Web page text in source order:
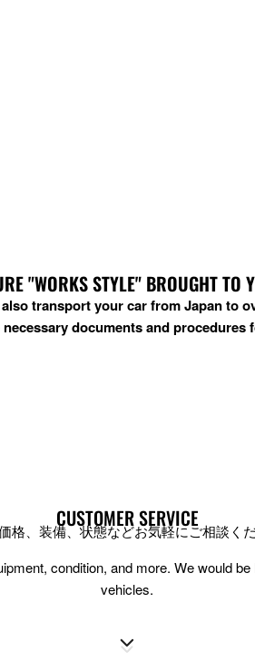
"WORKS STYLE" BROUGHT
transport your car from Japan to
documents and
CUSTOMER SERVICE
格、装備、状態などお気軽にご相談くだ
condition, and more. We would
vehicles.